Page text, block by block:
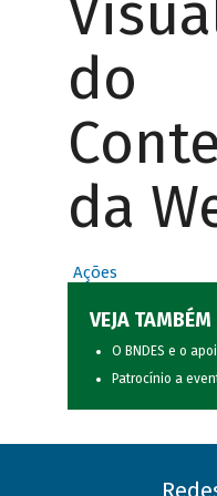
do
da
Ações
VEJA TAMBÉM
O BNDES e o
Patrocínio a